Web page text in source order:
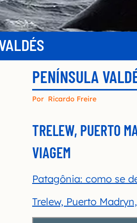
PENÍNSULA
Por Ricardo Freire
TRELEW, PUERTO
VIAGEM
Patagônia: como se
Trelew, Puerto